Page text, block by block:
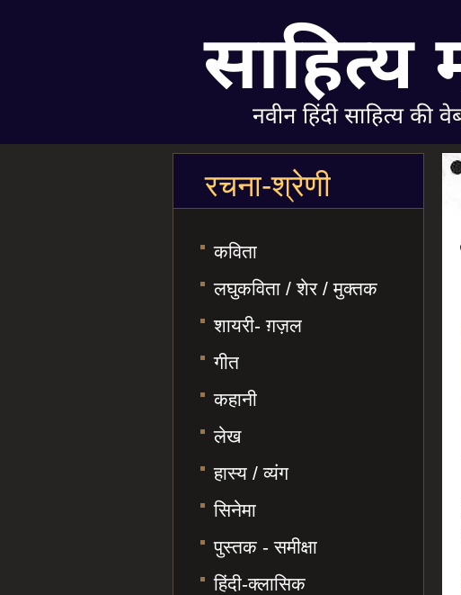
रचना-श्रेणी
कविता
लघुकविता / शेर / मुक्तक
शायरी- ग़ज़ल
गीत
कहानी
लेख
हास्य / व्यंग
सिनेमा
पुस्तक - समीक्षा
हिंदी-क्लासिक